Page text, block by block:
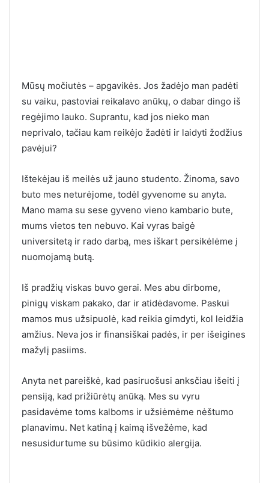
Mūsų močiutės – apgavikės. Jos žadėjo man padėti
su vaiku, pastoviai reikalavo anūkų, o dabar dingo iš
regėjimo lauko. Suprantu, kad jos nieko man
neprivalo, tačiau kam reikėjo žadėti ir laidyti žodžius
pavėjui?
Ištekėjau iš meilės už jauno studento. Žinoma, savo
buto mes neturėjome, todėl gyvenome su anyta.
Mano mama su sese gyveno vieno kambario bute,
mums vietos ten nebuvo. Kai vyras baigė
universitetą ir rado darbą, mes iškart persikėlėme į
nuomojamą butą.
Iš pradžių viskas buvo gerai. Mes abu dirbome,
pinigų viskam pakako, dar ir atidėdavome. Paskui
mamos mus užsipuolė, kad reikia gimdyti, kol leidžia
amžius. Neva jos ir finansiškai padės, ir per išeigines
mažylį pasiims.
Anyta net pareiškė, kad pasiruošusi anksčiau išeiti į
pensiją, kad prižiūrėtų anūką. Mes su vyru
pasidavėme toms kalboms ir užsiėmėme nėštumo
planavimu. Net katiną į kaimą išvežėme, kad
nesusidurtume su būsimo kūdikio alergija.